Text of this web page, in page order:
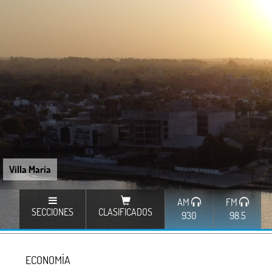
Villa María
SECCIONES CLASIFICADOS
AM
930
FM
98.5
ECONOMÍA